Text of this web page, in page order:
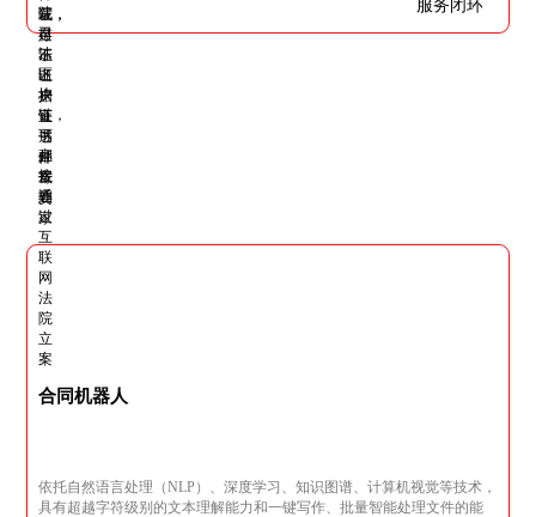
合同机器人
依托自然语言处理（NLP）、深度学习、知识图谱、计算机视觉等技术，
具有超越字符级别的文本理解能力和一键写作、批量智能处理文件的能